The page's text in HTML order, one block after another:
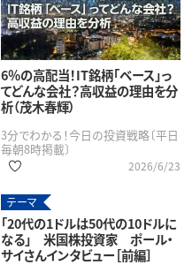
6％の高配当！IT銘柄「ベース」っ
てどんな会社？高収益の理由を分
析（茂木春輝）
3分でわかる！今日の投資戦略〔平日
毎朝8時掲載〕
2026/6/23
テーマ